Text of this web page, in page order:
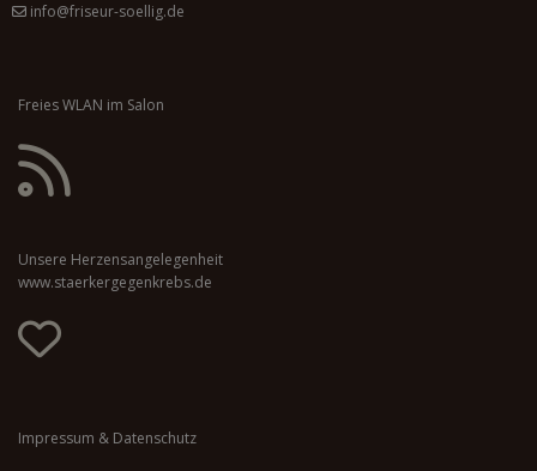
info@friseur-soellig.de
Freies WLAN im Salon
Unsere Herzensangelegenheit
www.staerkergegenkrebs.de
Impressum & Datenschutz